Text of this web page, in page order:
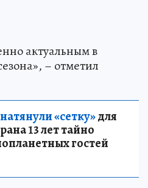
актуальным в
– отметил
«сетку»для
13 лет тайно
гостей